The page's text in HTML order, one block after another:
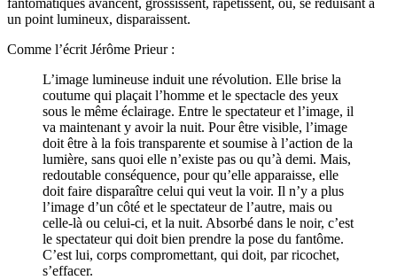
fantomatiques avancent, grossissent, rapetissent, ou, se réduisant à
un point lumineux, disparaissent.
Comme l’écrit Jérôme Prieur :
L’image lumineuse induit une révolution. Elle brise la
coutume qui plaçait l’homme et le spectacle des yeux
sous le même éclairage. Entre le spectateur et l’image, il
va maintenant y avoir la nuit. Pour être visible, l’image
doit être à la fois transparente et soumise à l’action de la
lumière, sans quoi elle n’existe pas ou qu’à demi. Mais,
redoutable conséquence, pour qu’elle apparaisse, elle
doit faire disparaître celui qui veut la voir. Il n’y a plus
l’image d’un côté et le spectateur de l’autre, mais ou
celle-là ou celui-ci, et la nuit. Absorbé dans le noir, c’est
le spectateur qui doit bien prendre la pose du fantôme.
C’est lui, corps compromettant, qui doit, par ricochet,
s’effacer.